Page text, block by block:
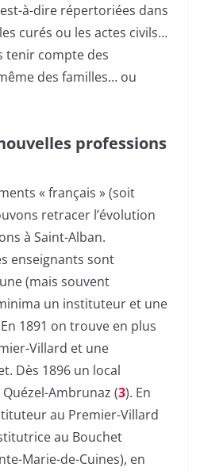
à-dire répertoriées dans
curés ou les actes civils…
tenir compte des
des familles… ou
professions
« français » (soit
retracer l’évolution
à Saint-Alban.
enseignants sont
(mais souvent
un instituteur et une
1891 on trouve en plus
Villard et une
Dès 1896 un local
Ambrunaz (3). En
au Premier-Villard
au Bouchet
Marie-de-Cuines), en